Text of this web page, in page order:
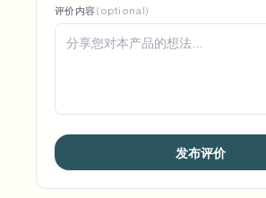
评价内容(optional)
发布评价